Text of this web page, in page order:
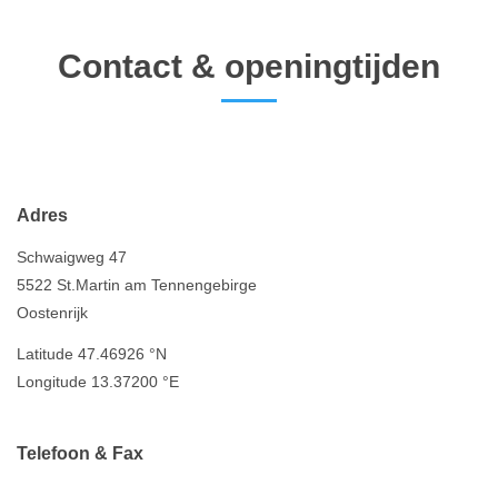
Contact & openingtijden
Adres
Schwaigweg 47
5522 St.Martin am Tennengebirge
Oostenrijk
Latitude 47.46926 °N
Longitude 13.37200 °E
Telefoon & Fax